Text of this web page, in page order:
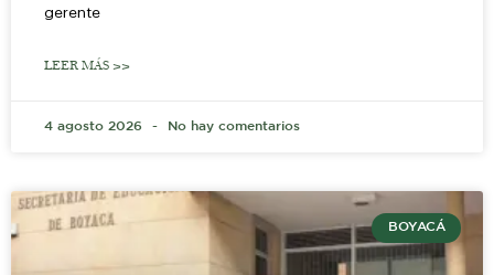
gerente
LEER MÁS >>
4 agosto 2026 No hay comentarios
BOYACÁ